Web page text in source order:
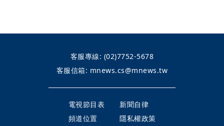
客服專線: (02)7752-5678
客服信箱: mnews.cs@mnews.tw
電視節目表
新聞自律
頻道位置
隱私權政策